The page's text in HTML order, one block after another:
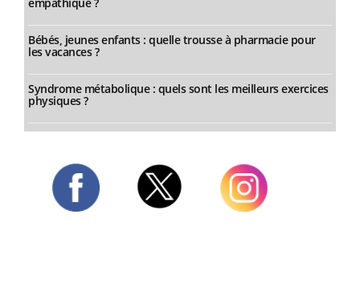
Bébés, jeunes enfants : quelle trousse à pharmacie pour
les vacances ?
Syndrome métabolique : quels sont les meilleurs exercices
physiques ?